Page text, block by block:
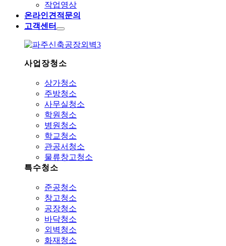
작업영상
온라인견적문의
고객센터
사업장청소
상가청소
주방청소
사무실청소
학원청소
병원청소
학교청소
관공서청소
물류창고청소
특수청소
준공청소
창고청소
공장청소
바닥청소
외벽청소
화재청소